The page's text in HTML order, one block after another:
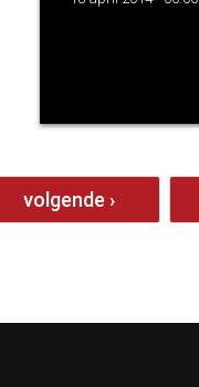
volgende ›